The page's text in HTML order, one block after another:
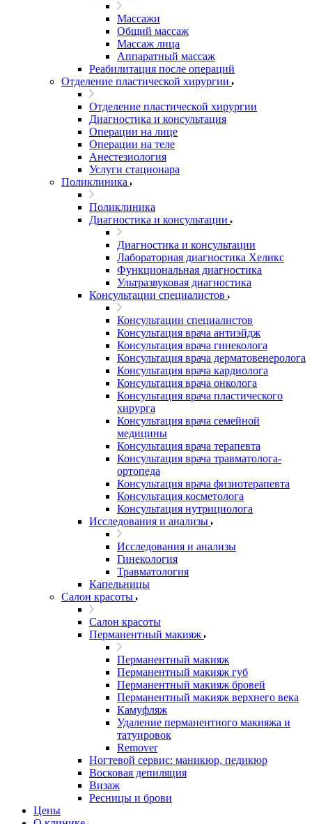
Массажи
Общий массаж
Массаж лица
Аппаратный массаж
Реабилитация после операций
Отделение пластической хирургии
Отделение пластической хирургии
Диагностика и консультация
Операции на лице
Операции на теле
Анестезиология
Услуги стационара
Поликлиника
Поликлиника
Диагностика и консультации
Диагностика и консультации
Лабораторная диагностика Хеликс
Функциональная диагностика
Ультразвуковая диагностика
Консультации специалистов
Консультации специалистов
Консультация врача антиэйдж
Консультация врача гинеколога
Консультация врача дерматовенеролога
Консультация врача кардиолога
Консультация врача онколога
Консультация врача пластического
хирурга
Консультация врача семейной
медицины
Консультация врача терапевта
Консультация врача травматолога-
ортопеда
Консультация врача физиотерапевта
Консультация косметолога
Консультация нутрициолога
Исследования и анализы
Исследования и анализы
Гинекология
Травматология
Капельницы
Салон красоты
Салон красоты
Перманентный макияж
Перманентный макияж
Перманентный макияж губ
Перманентный макияж бровей
Перманентный макияж верхнего века
Камуфляж
Удаление перманентного макияжа и
татуировок
Remover
Ногтевой сервис: маникюр, педикюр
Восковая депиляция
Визаж
Ресницы и брови
Цены